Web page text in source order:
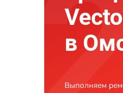
в
Выполняем